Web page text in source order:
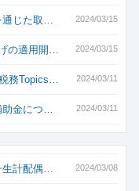
2024/03/15
じた取…
2024/03/15
の適用開…
2024/03/11
務Topics…
2024/03/11
金につ…
2024/03/08
計配偶…